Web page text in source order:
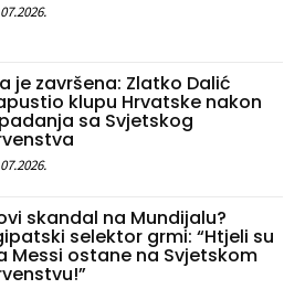
je završena: Zlatko Dalić
klupu Hrvatske nakon
sa Svjetskog
skandal na Mundijalu?
selektor grmi: “Htjeli su
Messi ostane na Svjetskom